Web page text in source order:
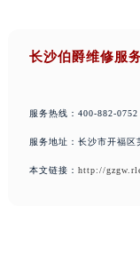
长沙伯爵维修服
服务热线：400-882-0752
服务地址：长沙市开福
本文链接： http://